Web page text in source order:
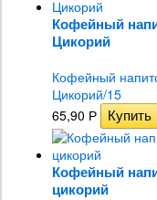
Кофейный
Цикорий
Кофейный
Цикорий/15
65,90 Р
Кофейный
цикорий